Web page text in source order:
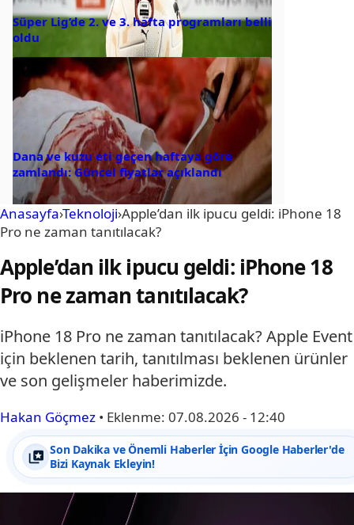
Süper Lig’de 2. ve 3. hafta programları belli
oldu
Dana ve kuzu eti geçen haftaya göre
zamlandı: Güncel fiyatlar açıklandı
Anasayfa›Teknoloji›Apple’dan ilk ipucu geldi: iPhone 18
Pro ne zaman tanıtılacak?
Apple’dan ilk ipucu geldi: iPhone 18
Pro ne zaman tanıtılacak?
iPhone 18 Pro ne zaman tanıtılacak? Apple Event
için beklenen tarih, tanıtılması beklenen ürünler
ve son gelişmeler haberimizde.
Hakan Göçmez • Eklenme: 07.08.2026 - 12:40
Son Dakika ve Önemli Haberler İçin Google Haberler'de
Bizi Kaynak Ekleyin!